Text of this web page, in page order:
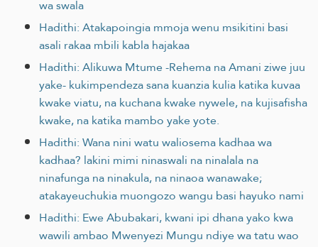
wa swala
Hadithi: Atakapoingia mmoja wenu msikitini basi
asali rakaa mbili kabla hajakaa
Hadithi: Alikuwa Mtume -Rehema na Amani ziwe juu
yake- kukimpendeza sana kuanzia kulia katika kuvaa
kwake viatu, na kuchana kwake nywele, na kujisafisha
kwake, na katika mambo yake yote.
Hadithi: Wana nini watu waliosema kadhaa wa
kadhaa? lakini mimi ninaswali na ninalala na
ninafunga na ninakula, na ninaoa wanawake;
atakayeuchukia muongozo wangu basi hayuko nami
Hadithi: Ewe Abubakari, kwani ipi dhana yako kwa
wawili ambao Mwenyezi Mungu ndiye wa tatu wao